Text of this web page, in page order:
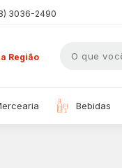
3036-2490
Região
mercearia bebidas